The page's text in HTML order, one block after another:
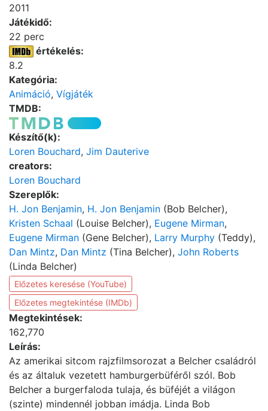
2011
Játékidő:
22 perc
értékelés:
8.2
Kategória:
Animáció, Vígjáték
TMDB:
Készítő(k):
Loren Bouchard, Jim Dauterive
creators:
Loren Bouchard
Szereplők:
H. Jon Benjamin, H. Jon Benjamin (Bob Belcher),
Kristen Schaal (Louise Belcher), Eugene Mirman,
Eugene Mirman (Gene Belcher), Larry Murphy (Teddy),
Dan Mintz, Dan Mintz (Tina Belcher), John Roberts
(Linda Belcher)
Előzetes keresése (YouTube)
Előzetes megtekintése (IMDb)
Megtekintések:
162,770
Leírás:
Az amerikai sitcom rajzfilmsorozat a Belcher családról
és az általuk vezetett hamburgerbüféről szól. Bob
Belcher a burgerfaloda tulaja, és büféjét a világon
(szinte) mindennél jobban imádja. Linda Bob